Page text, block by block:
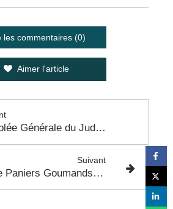
les commentaires (0)
Aimer l'article
Assemblée Générale du Judo de Colomiers - 25 Novembre
Suivant
Distribution de Paniers Goumands aux Séniors de Colomiers